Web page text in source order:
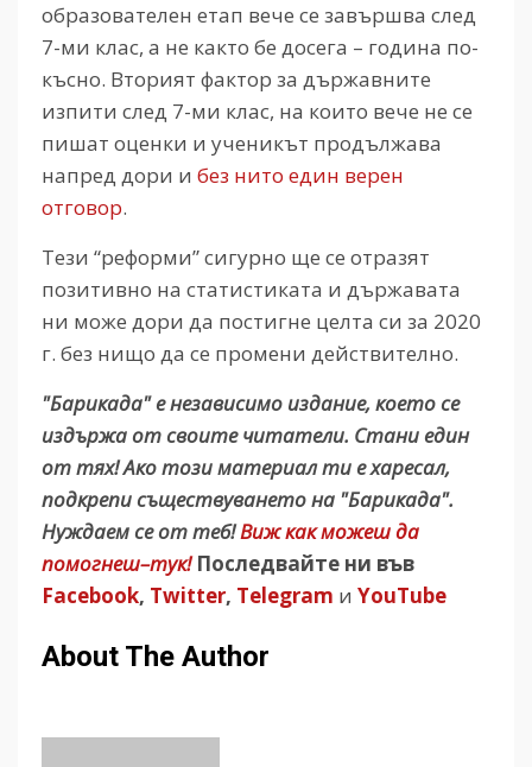
образователен етап вече се завършва след
7-ми клас, а не както бе досега – година по-
късно. Вторият фактор за държавните
изпити след 7-ми клас, на които вече не се
пишат оценки и ученикът продължава
напред дори и без нито един верен
отговор.
Тези “реформи” сигурно ще се отразят
позитивно на статистиката и държавата
ни може дори да постигне целта си за 2020
г. без нищо да се промени действително.
"Барикада" е независимо издание, което се
издържа от своите читатели. Стани един
от тях! Ако този материал ти е харесал,
подкрепи съществуването на "Барикада".
Нуждаем се от теб!Виж как можеш да
помогнеш–тук! Последвайте ни във
Facebook, Twitter, Telegram и YouTube
About The Author